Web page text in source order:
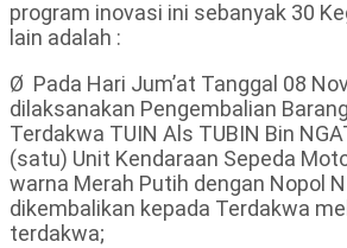
program inovasi ini sebanyak 30
lain adalah :
Ø Pada Hari Jum’at Tanggal 08
dilaksanakan Pengembalian
Terdakwa TUIN Als TUBIN Bin
(satu) Unit Kendaraan Sepeda
warna Merah Putih dengan Nopol N
dikembalikan kepada Terdakwa
terdakwa;